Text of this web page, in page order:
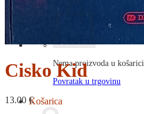
Nema proizvoda u košarici
Povratak u trgovinu
Košarica
Cisko Kid
13.00 €